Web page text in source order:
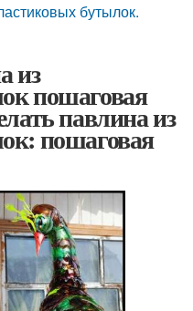
бутылок.
из
пошаговая
павлина из
пошаговая